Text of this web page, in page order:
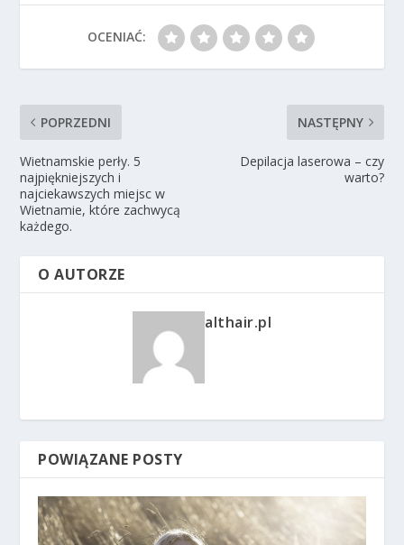
OCENIAĆ:
POPRZEDNI
Wietnamskie perły. 5
najpiękniejszych i
najciekawszych miejsc w
Wietnamie, które zachwycą
każdego.
NASTĘPNY
Depilacja laserowa – czy
warto?
O AUTORZE
althair.pl
POWIĄZANE POSTY